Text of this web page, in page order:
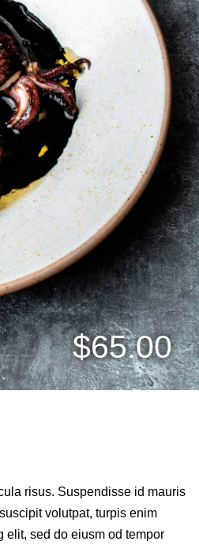
$65.00
risus. Suspendisse id mauris
volutpat, turpis enim
elit, sed do eiusm od tempor